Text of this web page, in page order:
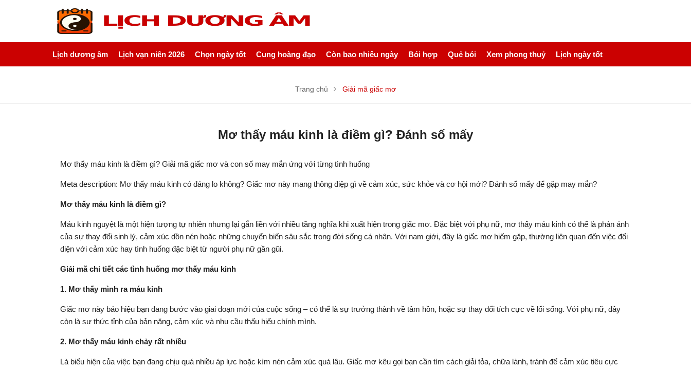
Lịch dương âm Lịch vạn niên 2026 Chọn ngày tốt Cung hoàng đạo Còn bao nhiêu ngày Bói hợp Quẻ bói Xem phong thuỷ Lịch ngày tốt
Trang chủ Giải mã giấc mơ
Mơ thấy máu kinh là điềm gì? Đánh số mấy
Mơ thấy máu kinh là điềm gì? Giải mã giấc mơ và con số may mắn ứng với từng tình huống
Meta description: Mơ thấy máu kinh có đáng lo không? Giấc mơ này mang thông điệp gì về cảm xúc, sức khỏe và cơ hội mới? Đánh số mấy để gặp may mắn?
Mơ thấy máu kinh là điềm gì?
Máu kinh nguyệt là một hiện tượng tự nhiên nhưng lại gắn liền với nhiều tầng nghĩa khi xuất hiện trong giấc mơ. Đặc biệt với phụ nữ, mơ thấy máu kinh có thể là phản ánh
của sự thay đổi sinh lý, cảm xúc dồn nén hoặc những chuyển biến sâu sắc trong đời sống cá nhân. Với nam giới, đây là giấc mơ hiếm gặp, thường liên quan đến việc đối
diện với cảm xúc hay tình huống đặc biệt từ người phụ nữ gần gũi.
Giải mã chi tiết các tình huống mơ thấy máu kinh
1. Mơ thấy mình ra máu kinh
Giấc mơ này báo hiệu bạn đang bước vào giai đoạn mới của cuộc sống – có thể là sự trưởng thành về tâm hồn, hoặc sự thay đổi tích cực về lối sống. Với phụ nữ, đây
còn là sự thức tỉnh của bản năng, cảm xúc và nhu cầu thấu hiểu chính mình.
2. Mơ thấy máu kinh chảy rất nhiều
Là biểu hiện của việc bạn đang chịu quá nhiều áp lực hoặc kìm nén cảm xúc quá lâu. Giấc mơ kêu gọi bạn cần tìm cách giải tỏa, chữa lành, tránh để cảm xúc tiêu cực